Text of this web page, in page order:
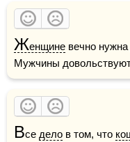
Женщине вечно
Мужчины
Все дело в том, что